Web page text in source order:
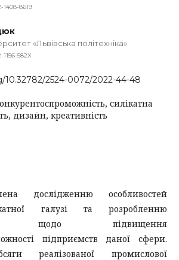
1408-8619
«Львівська політехніка»
582X
10.32782/2524-0072/2022-44-48
силікатна
дизайн, креативність
дослідженню особливостей
галузі та розробленню
щодо підвищення
підприємств даної сфери.
реалізованої промислової